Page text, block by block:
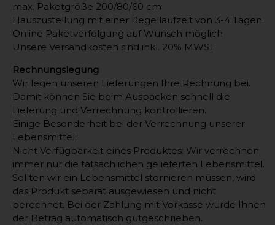
max. Paketgröße 200/80/60 cm
Hauszustellung mit einer Regellaufzeit von 3-4 Tagen.
Online Paketverfolgung auf Wunsch möglich
Unsere Versandkosten sind inkl. 20% MWST
Rechnungslegung
Wir legen unseren Lieferungen Ihre Rechnung bei.
Damit können Sie beim Auspacken schnell die
Lieferung und Verrechnung kontrollieren.
Einige Besonderheit bei der Verrechnung unserer
Lebensmittel:
Nicht Verfügbarkeit eines Produktes: Wir verrechnen
immer nur die tatsächlichen gelieferten Lebensmittel.
Sollten wir ein Lebensmittel stornieren müssen, wird
das Produkt separat ausgewiesen und nicht
berechnet. Bei der Zahlung mit Vorkasse wurde Ihnen
der Betrag automatisch gutgeschrieben.